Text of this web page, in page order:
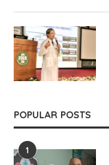
POPULAR POSTS
1